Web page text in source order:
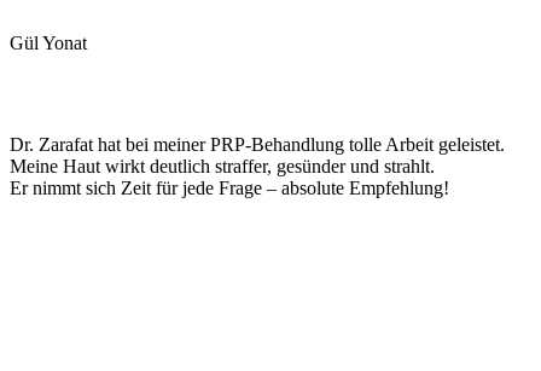
Gül Yonat
Dr. Zarafat hat bei meiner PRP-Behandlung tolle Arbeit geleistet.
Meine Haut wirkt deutlich straffer, gesünder und strahlt.
Er nimmt sich Zeit für jede Frage – absolute Empfehlung!